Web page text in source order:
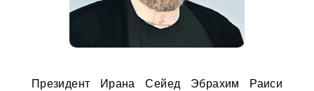
Президент Ирана Сейед Эбрахим Раиси